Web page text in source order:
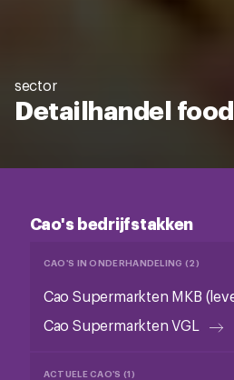
sector
Detailhandel food
Cao's bedrijfstakken
CAO'S IN ONDERHANDELING (2)
Cao Supermarkten MKB
Cao Supermarkten VGL
ACTUELE CAO'S (1)